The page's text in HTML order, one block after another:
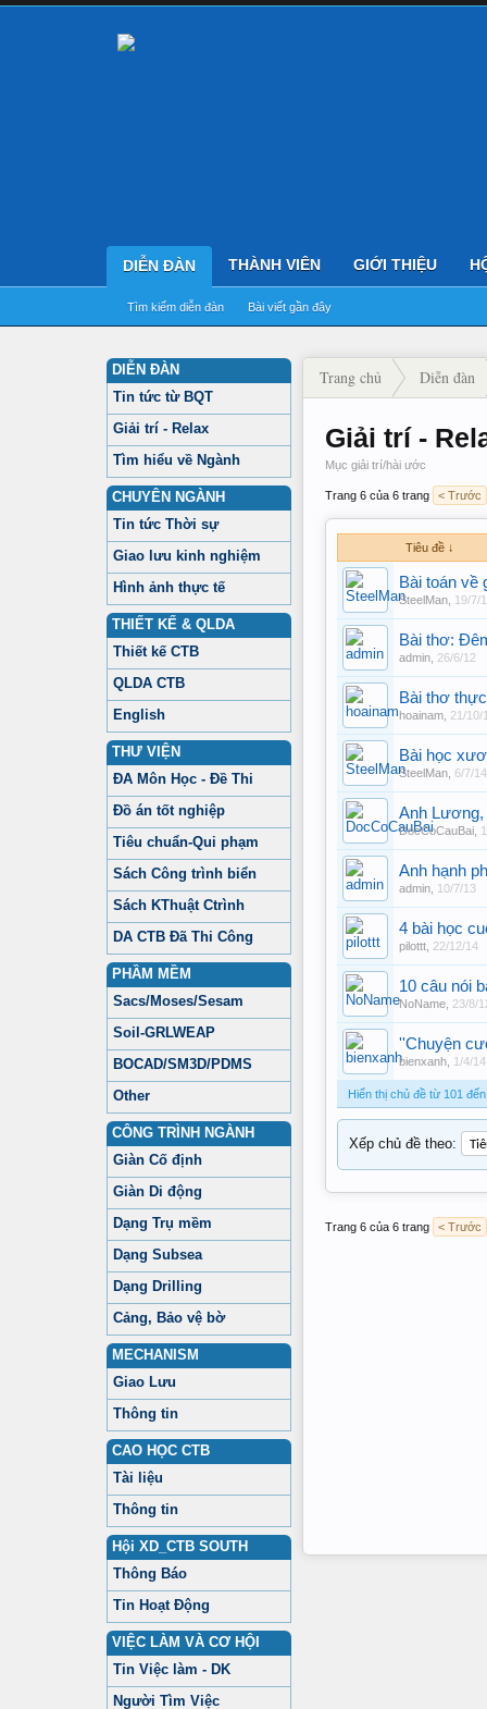
DIỄN ĐÀN
Tìm kiếm diễn đàn Bài viết gần đây
THÀNH VIÊN GIỚI THIỆU
DIỄN ĐÀN
Tin tức từ BQT
Giải trí - Relax
Tìm hiểu về Ngành
CHUYÊN NGÀNH
Tin tức Thời sự
Giao lưu kinh nghiệm
Hình ảnh thực tế
THIẾT KẾ & QLDA
Thiết kế CTB
QLDA CTB
English
THƯ VIỆN
ĐA Môn Học - Đề Thi
Đồ án tốt nghiệp
Tiêu chuẩn-Qui phạm
Sách Công trình biển
Sách KThuật Ctrình
DA CTB Đã Thi Công
PHẦM MỀM
Sacs/Moses/Sesam
Soil-GRLWEAP
BOCAD/SM3D/PDMS
Other
CÔNG TRÌNH NGÀNH
Giàn Cố định
Giàn Di động
Dạng Trụ mềm
Dạng Subsea
Dạng Drilling
Cảng, Bảo vệ bờ
MECHANISM
Giao Lưu
Thông tin
CAO HỌC CTB
Tài liệu
Thông tin
Hội XD_CTB SOUTH
Thông Báo
Tin Hoạt Động
VIỆC LÀM VÀ CƠ HỘI
Tin Việc làm - DK
Người Tìm Việc
Trang chủ Diễn đàn
Giải trí -
Mục giải trí/hài ước
Trang 6 của 6 trang < Trước
Tiêu đề ↓
Bài toán về
SteelMan 19/7/
Bài thơ:
admin 26/6/12
Bài thơ
hoainam 21/10/
Bài học
SteelMan 6/7/14
Anh
DocCoCauBai
Anh hạnh
admin 10/7/13
4 bài học
pilottt 22/12/14
10 câu nói
NoName 23/8/
''Chuyện
bienxanh 1/4/14
Hiển thị chủ đề từ 101
Xếp chủ đề theo:
Trang 6 của 6 trang < Trước